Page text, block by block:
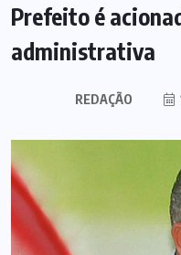
Prefeito é
administrativa
REDAÇÃO